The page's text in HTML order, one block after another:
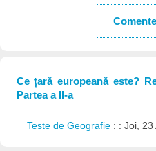
Ce țară europeană este?
Partea a II-a
Teste de Geografie : : Joi, 23